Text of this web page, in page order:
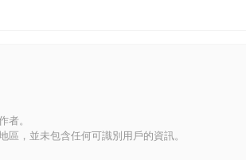
者。
，並未包含任何可識別用戶的資訊。